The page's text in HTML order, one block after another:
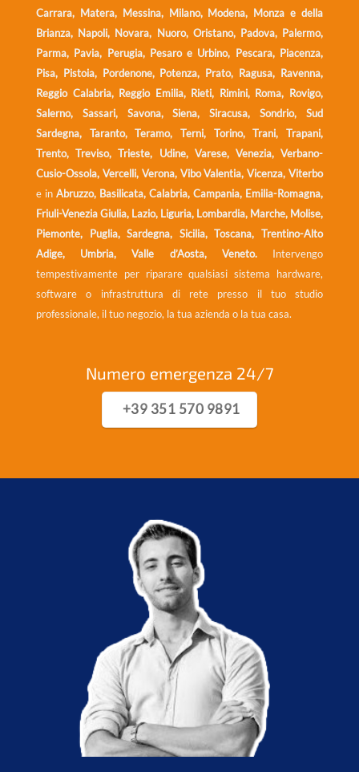
Carrara, Matera, Messina, Milano, Modena, Monza e della
Brianza, Napoli, Novara, Nuoro, Oristano, Padova, Palermo,
Parma, Pavia, Perugia, Pesaro e Urbino, Pescara, Piacenza,
Pisa, Pistoia, Pordenone, Potenza, Prato, Ragusa, Ravenna,
Reggio Calabria, Reggio Emilia, Rieti, Rimini, Roma, Rovigo,
Salerno, Sassari, Savona, Siena, Siracusa, Sondrio, Sud
Sardegna, Taranto, Teramo, Terni, Torino, Trani, Trapani,
Trento, Treviso, Trieste, Udine, Varese, Venezia, Verbano-
Cusio-Ossola, Vercelli, Verona, Vibo Valentia, Vicenza, Viterbo
e in Abruzzo, Basilicata, Calabria, Campania, Emilia-Romagna,
Friuli-Venezia Giulia, Lazio, Liguria, Lombardia, Marche, Molise,
Piemonte, Puglia, Sardegna, Sicilia, Toscana, Trentino-Alto
Adige, Umbria, Valle d’Aosta, Veneto. Intervengo
tempestivamente per riparare qualsiasi sistema hardware,
software o infrastruttura di rete presso il tuo studio
professionale, il tuo negozio, la tua azienda o la tua casa.
Numero emergenza 24/7
+39 351 570 9891